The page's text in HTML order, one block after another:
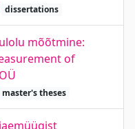
dissertations
mõõtmine:
of
master's theses